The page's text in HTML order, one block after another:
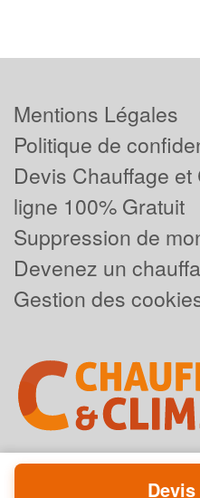
Mentions Légales
Politique de
Devis Chauffage
ligne 100% Gratuit
Suppression de
Devenez un
Gestion des